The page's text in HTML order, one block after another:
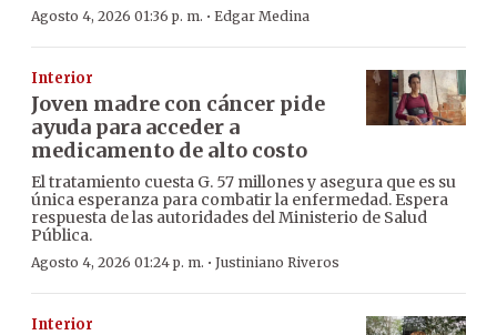
Agosto 4, 2026 01:36 p. m. · Edgar Medina
Interior
Joven madre con cáncer pide
ayuda para acceder a
medicamento de alto costo
El tratamiento cuesta G. 57 millones y asegura que es su
única esperanza para combatir la enfermedad. Espera
respuesta de las autoridades del Ministerio de Salud
Pública.
Agosto 4, 2026 01:24 p. m. · Justiniano Riveros
Interior